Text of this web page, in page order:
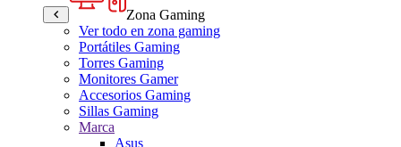
Zona Gaming
Ver todo en zona gaming
Portátiles Gaming
Torres Gaming
Monitores Gamer
Accesorios Gaming
Sillas Gaming
Marca
Asus